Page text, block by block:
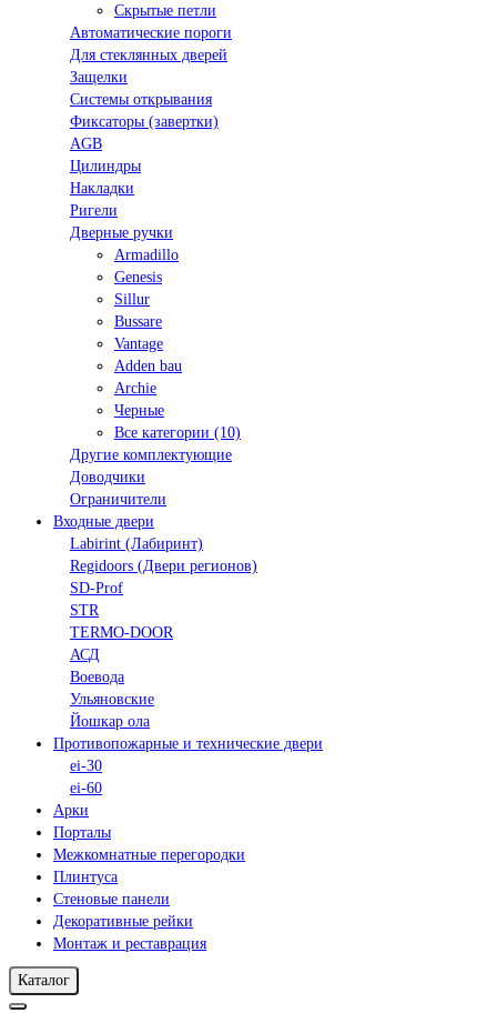
Скрытые петли
Автоматические пороги
Для стеклянных дверей
Защелки
Системы открывания
Фиксаторы (завертки)
AGB
Цилиндры
Накладки
Ригели
Дверные ручки
Armadillo
Genesis
Sillur
Bussare
Vantage
Adden bau
Archie
Черные
Все категории (10)
Другие комплектующие
Доводчики
Ограничители
Входные двери
Labirint (Лабиринт)
Regidoors (Двери регионов)
SD-Prof
STR
TERMO-DOOR
АСД
Воевода
Ульяновские
Йошкар ола
Противопожарные и технические двери
ei-30
ei-60
Арки
Порталы
Межкомнатные перегородки
Плинтуса
Стеновые панели
Декоративные рейки
Монтаж и реставрация
Каталог